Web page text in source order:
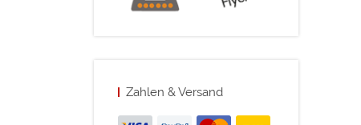
Zahlen & Versand